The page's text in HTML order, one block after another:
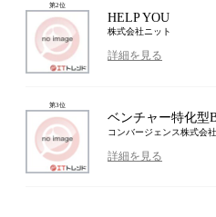
第2位
HELP YOU
株式会社ニット
詳細を見る
第3位
ベンチャー特化型
コンバージェンス株式会社
詳細を見る